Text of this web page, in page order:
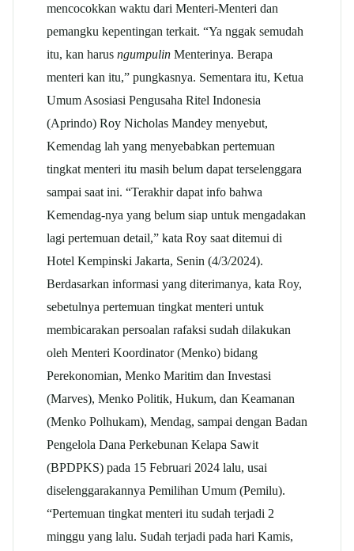
mencocokkan waktu dari Menteri-Menteri dan
pemangku kepentingan terkait. “Ya nggak semudah
itu, kan harus ngumpulin Menterinya. Berapa
menteri kan itu,” pungkasnya. Sementara itu, Ketua
Umum Asosiasi Pengusaha Ritel Indonesia
(Aprindo) Roy Nicholas Mandey menyebut,
Kemendag lah yang menyebabkan pertemuan
tingkat menteri itu masih belum dapat terselenggara
sampai saat ini. “Terakhir dapat info bahwa
Kemendag-nya yang belum siap untuk mengadakan
lagi pertemuan detail,” kata Roy saat ditemui di
Hotel Kempinski Jakarta, Senin (4/3/2024).
Berdasarkan informasi yang diterimanya, kata Roy,
sebetulnya pertemuan tingkat menteri untuk
membicarakan persoalan rafaksi sudah dilakukan
oleh Menteri Koordinator (Menko) bidang
Perekonomian, Menko Maritim dan Investasi
(Marves), Menko Politik, Hukum, dan Keamanan
(Menko Polhukam), Mendag, sampai dengan Badan
Pengelola Dana Perkebunan Kelapa Sawit
(BPDPKS) pada 15 Februari 2024 lalu, usai
diselenggarakannya Pemilihan Umum (Pemilu).
“Pertemuan tingkat menteri itu sudah terjadi 2
minggu yang lalu. Sudah terjadi pada hari Kamis,